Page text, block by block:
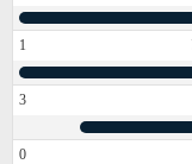
1
3
0